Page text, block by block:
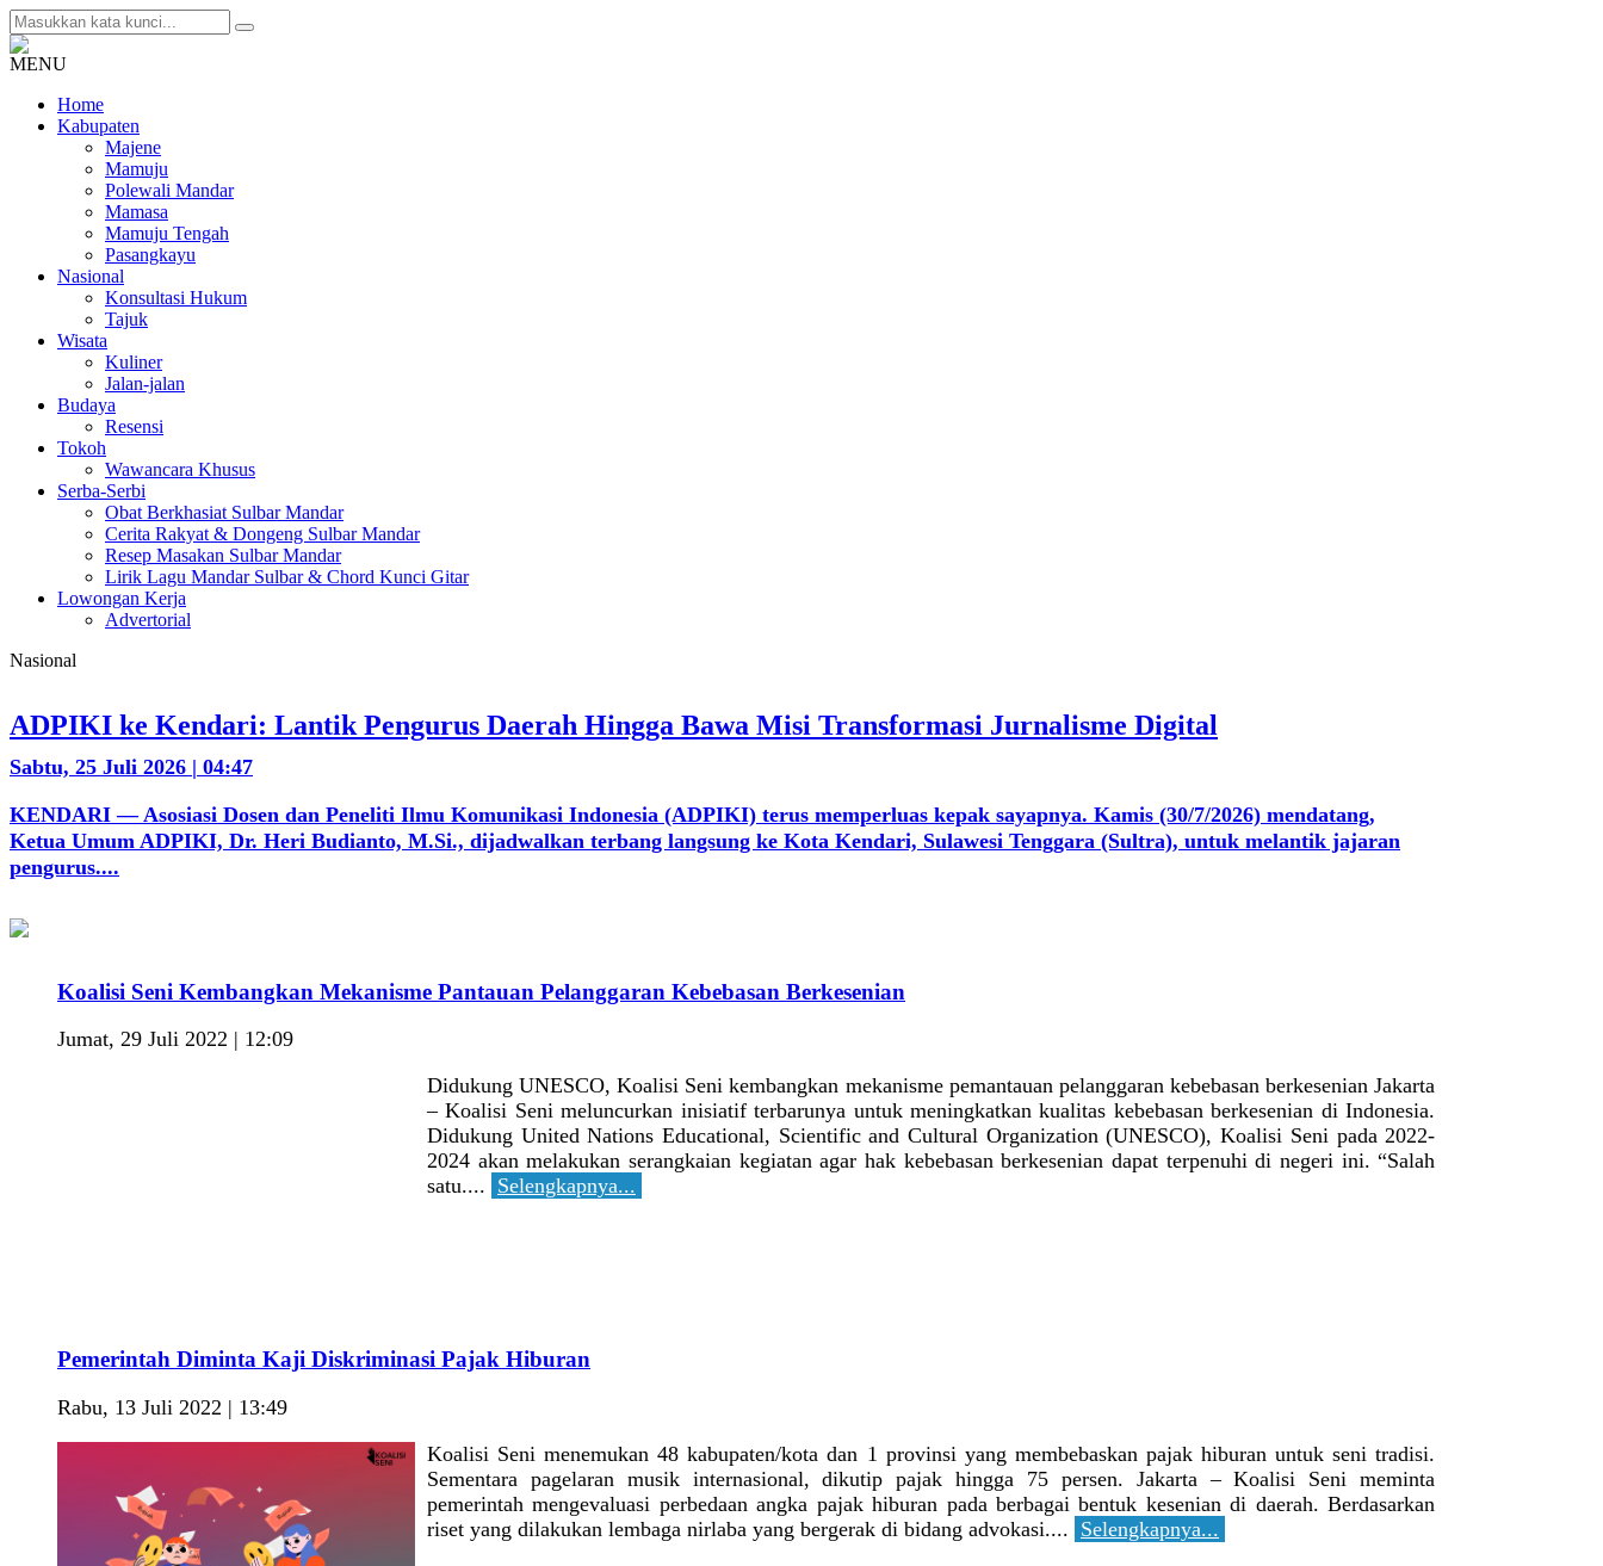
MENU
Home
Kabupaten
Majene
Mamuju
Polewali Mandar
Mamasa
Mamuju Tengah
Pasangkayu
Nasional
Konsultasi Hukum
Tajuk
Wisata
Kuliner
Jalan-jalan
Budaya
Resensi
Tokoh
Wawancara Khusus
Serba-Serbi
Obat Berkhasiat Sulbar Mandar
Cerita Rakyat & Dongeng Sulbar Mandar
Resep Masakan Sulbar Mandar
Lirik Lagu Mandar Sulbar & Chord Kunci Gitar
Lowongan Kerja
Advertorial
Nasional
ADPIKI ke Kendari: Lantik Pengurus Daerah Hingga Bawa Misi Transformasi Jurnalisme Digital
Sabtu, 25 Juli 2026 | 04:47
KENDARI — Asosiasi Dosen dan Peneliti Ilmu Komunikasi Indonesia (ADPIKI) terus memperluas kepak sayapnya. Kamis (30/7/2026) mendatang,
Ketua Umum ADPIKI, Dr. Heri Budianto, M.Si., dijadwalkan terbang langsung ke Kota Kendari, Sulawesi Tenggara (Sultra), untuk melantik jajaran
pengurus....
Koalisi Seni Kembangkan Mekanisme Pantauan Pelanggaran Kebebasan Berkesenian
Jumat, 29 Juli 2022 | 12:09
Didukung UNESCO, Koalisi Seni kembangkan mekanisme pemantauan pelanggaran kebebasan berkesenian Jakarta
– Koalisi Seni meluncurkan inisiatif terbarunya untuk meningkatkan kualitas kebebasan berkesenian di Indonesia.
Didukung United Nations Educational, Scientific and Cultural Organization (UNESCO), Koalisi Seni pada 2022-
2024 akan melakukan serangkaian kegiatan agar hak kebebasan berkesenian dapat terpenuhi di negeri ini. “Salah
satu.... Selengkapnya...
Pemerintah Diminta Kaji Diskriminasi Pajak Hiburan
Rabu, 13 Juli 2022 | 13:49
Koalisi Seni menemukan 48 kabupaten/kota dan 1 provinsi yang membebaskan pajak hiburan untuk seni tradisi.
Sementara pagelaran musik internasional, dikutip pajak hingga 75 persen. Jakarta – Koalisi Seni meminta
pemerintah mengevaluasi perbedaan angka pajak hiburan pada berbagai bentuk kesenian di daerah. Berdasarkan
riset yang dilakukan lembaga nirlaba yang bergerak di bidang advokasi.... Selengkapnya...